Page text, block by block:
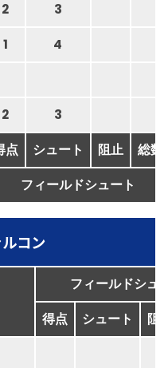
2 3
1 4
2 3
点 シュート 阻止 総数
フィールドシュート
コン
フィールドシュ
得点 シュート 阻